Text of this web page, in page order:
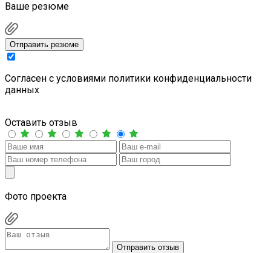
Ваше резюме
Отправить резюме
Cогласен с условиями политики конфиденциальности
данных
Оставить отзыв
Фото проекта
Отправить отзыв